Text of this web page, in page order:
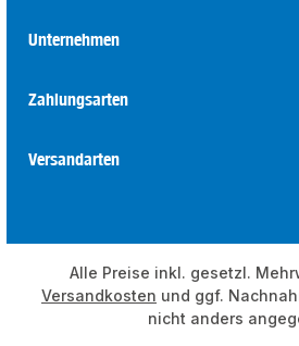
Unternehmen
Zahlungsarten
Versandarten
Alle Preise inkl. gesetzl.
Versandkosten und ggf.
nicht anders